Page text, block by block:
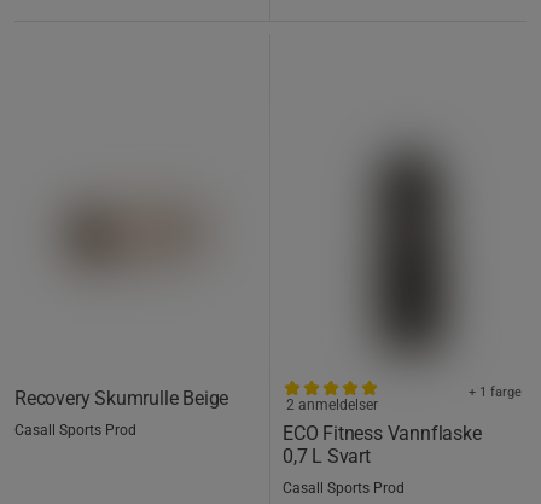
Recovery Skumrulle Beige
Casall Sports Prod
ECO Fitness Vannflaske
0,7 L Svart
+ 1 farge
2 anmeldelser
Casall Sports Prod